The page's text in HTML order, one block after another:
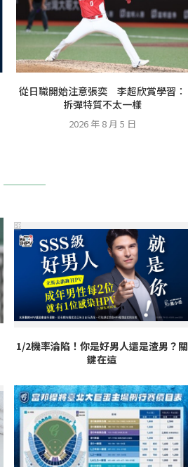
從日職開始注意張奕 李超欣賞學習：
拆彈特質不太一樣
2026 年 8 月 5 日
1/2機率淪陷！你是好男人還是渣男？關
鍵在這
PR